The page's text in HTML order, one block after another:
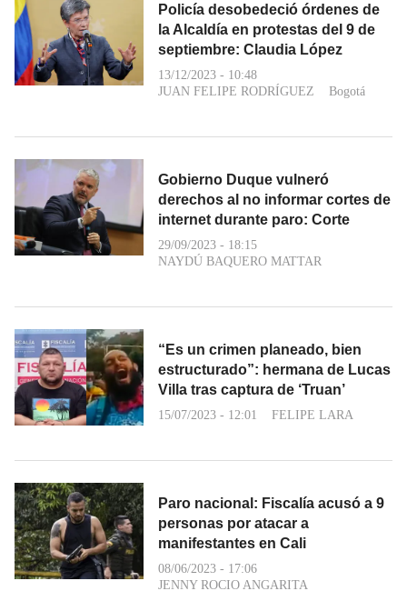
Policía desobedeció órdenes de
la Alcaldía en protestas del 9 de
septiembre: Claudia López
13/12/2023 - 10:48
JUAN FELIPE RODRÍGUEZ
Bogotá
Gobierno Duque vulneró
derechos al no informar cortes de
internet durante paro: Corte
29/09/2023 - 18:15
NAYDÚ BAQUERO MATTAR
“Es un crimen planeado, bien
estructurado”: hermana de Lucas
Villa tras captura de ‘Truan’
15/07/2023 - 12:01 FELIPE LARA
Paro nacional: Fiscalía acusó a 9
personas por atacar a
manifestantes en Cali
08/06/2023 - 17:06
JENNY ROCIO ANGARITA